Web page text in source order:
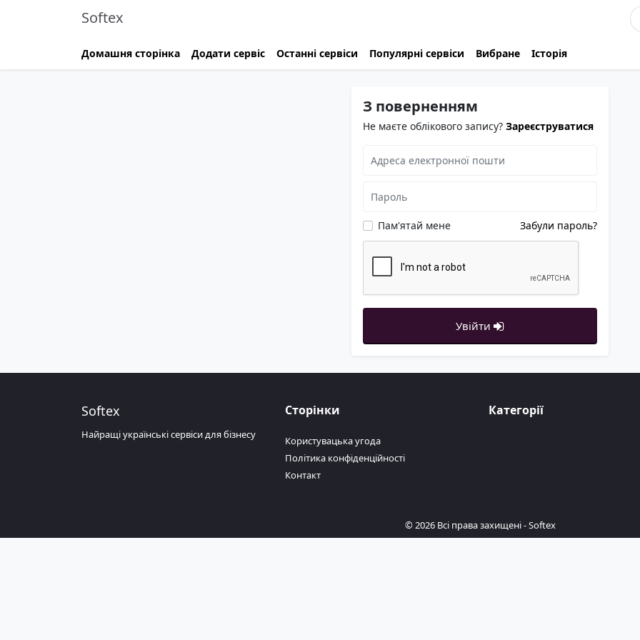
Softex
Домашня сторінка Додати сервіс Останні сервіси Популярні сервіси Вибране Історія
З поверненням
Не маєте облікового запису? Зареєструватися
Пам'ятай мене Забули пароль?
Увійти
Softex
Найращі українські сервіси для бізнесу
Сторінки
Користувацька угода
Політика конфіденційності
Контакт
Категорії
© 2026 Всі права захищені -Softex